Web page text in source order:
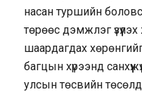
насан туршийн
төрөөс дэмжлэг
шаардагдах
багцын хүрээнд
улсын төсвийн